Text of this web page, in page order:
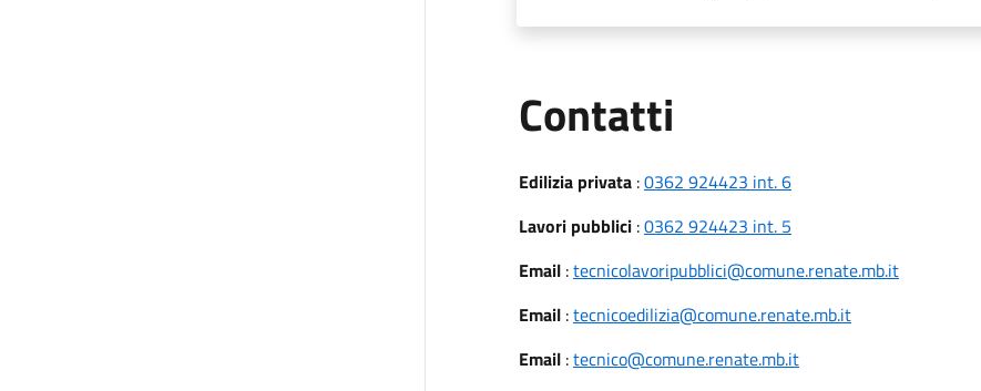
Contatti
Edilizia privata:0362 924423 int. 6
Lavori pubblici:0362 924423 int. 5
Email:tecnicolavoripubblici@comune.renate.mb.it
Email:tecnicoedilizia@comune.renate.mb.it
Email:tecnico@comune.renate.mb.it